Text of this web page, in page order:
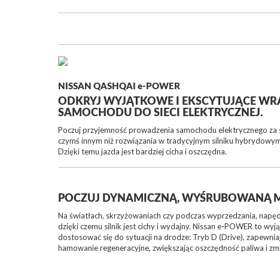
NISSAN QASHQAI e-POWER
ODKRYJ WYJĄTKOWE I EKSCYTUJĄCE
SAMOCHODU DO SIECI ELEKTRYCZNEJ.
Poczuj przyjemność prowadzenia samochodu elektrycznego
czymś innym niż rozwiązania w tradycyjnym silniku
Dzięki temu jazda jest bardziej cicha i oszczędna.
POCZUJ DYNAMICZNĄ, WYŚRUBOWANĄ
Na światłach, skrzyżowaniach czy podczas wyprzedzania,
dzięki czemu silnik jest cichy i wydajny. Nissan e-POWER to
dostosować się do sytuacji na drodze: Tryb D (Drive),
hamowanie regeneracyjne, zwiększając oszczędność paliwa i